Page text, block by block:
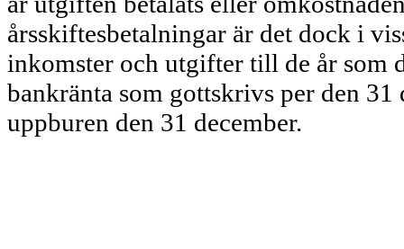
årsskiftesbetalningar är det dock i
inkomster och utgifter till de år som
bankränta som gottskrivs per den 31
uppburen den 31 december.